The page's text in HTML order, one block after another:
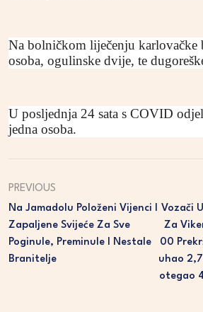
Na bolničkom liječenju karlovačke
osoba, ogulinske dvije, te
U posljednja 24 sata s COVID
jedna osoba.
PREVIOUS
Na Jamadolu Položeni Vijenci I
Zapaljene Svijeće Za Sve
Poginule, Preminule I Nestale
Branitelje
Vozači
Za
00
Uhao
Otegao